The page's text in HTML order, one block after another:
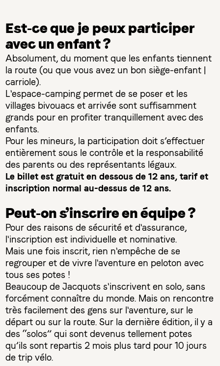
Est-ce que je peux participer
avec un enfant ?
Absolument, du moment que les enfants tiennent
la route (ou que vous avez un bon siège-enfant |
carriole).
L'espace-camping permet de se poser et les
villages bivouacs et arrivée sont suffisamment
grands pour en profiter tranquillement avec des
enfants.
Pour les mineurs, la participation doit s’effectuer
entièrement sous le contrôle et la responsabilité
des parents ou des représentants légaux.
Le billet est gratuit en dessous de 12 ans, tarif et
inscription normal au-dessus de 12 ans.
Peut-on s’inscrire en équipe ?
Pour des raisons de sécurité et d'assurance,
l'inscription est individuelle et nominative.
Mais une fois inscrit, rien n'empêche de se
regrouper et de vivre l'aventure en peloton avec
tous ses potes !
Beaucoup de Jacquots s'inscrivent en solo, sans
forcément connaître du monde. Mais on rencontre
très facilement des gens sur l'aventure, sur le
départ ou sur la route. Sur la dernière édition, il y a
des “solos” qui sont devenus tellement potes
qu’ils sont repartis 2 mois plus tard pour 10 jours
de trip vélo.